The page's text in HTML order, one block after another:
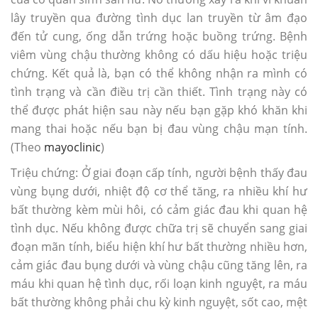
lây truyền qua đường tình dục lan truyền từ âm đạo
đến tử cung, ống dẫn trứng hoặc buồng trứng. Bệnh
viêm vùng chậu thường không có dấu hiệu hoặc triệu
chứng. Kết quả là, bạn có thể không nhận ra mình có
tình trạng và cần điều trị cần thiết. Tình trạng này có
thể được phát hiện sau này nếu bạn gặp khó khăn khi
mang thai hoặc nếu bạn bị đau vùng chậu mạn tính.
(Theo mayoclinic)
Triệu chứng: Ở giai đoạn cấp tính, người bệnh thấy đau
vùng bụng dưới, nhiệt độ cơ thể tăng, ra nhiều khí hư
bất thường kèm mùi hôi, có cảm giác đau khi quan hệ
tình dục. Nếu không được chữa trị sẽ chuyển sang giai
đoạn mãn tính, biểu hiện khí hư bất thường nhiều hơn,
cảm giác đau bụng dưới và vùng chậu cũng tăng lên, ra
máu khi quan hệ tình dục, rối loạn kinh nguyệt, ra máu
bất thường không phải chu kỳ kinh nguyệt, sốt cao, mệt